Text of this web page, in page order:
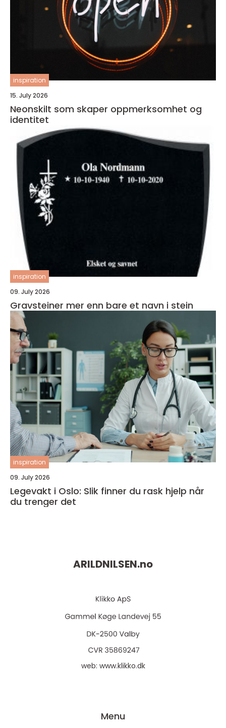
inspiration
15. July 2026
Neonskilt som skaper oppmerksomhet og
identitet
inspiration
09. July 2026
Gravsteiner mer enn bare et navn i stein
inspiration
09. July 2026
Legevakt i Oslo: Slik finner du rask hjelp når
du trenger det
ARILDNILSEN.no
web: www.klikko.dk
Menu